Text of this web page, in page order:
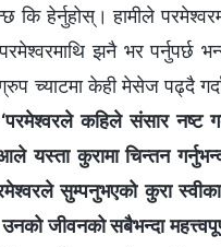
हेर्नुहोस्। हामीले
झनै भर पर्नुपर्छ
च्याटमा केही मेसेज पढ्दै
कहिले संसार नष्ट
कुरामा चिन्तन
सुम्पनुभएको कुरा
जीवनको सबैभन्दा